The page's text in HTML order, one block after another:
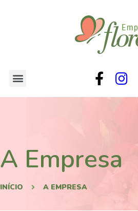
A Empresa
INÍCIO A EMPRESA